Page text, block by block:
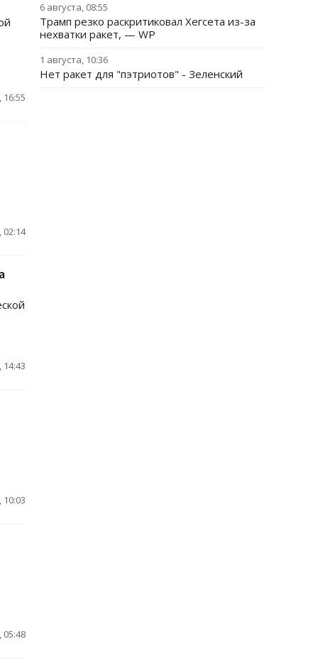
02:14
14:43
05:48
6 августа, 08:55
Трамп резко раскритиковал Хегсета из-за
нехватки ракет, — WP
1 августа, 10:36
Нет ракет для "пэтриотов" - Зеленский